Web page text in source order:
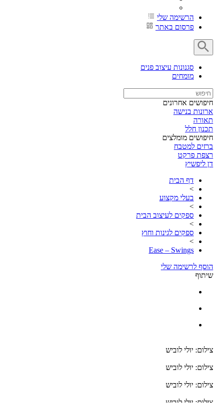
הרשימה שלי
פרסום באתר
סגנונות עיצוב פנים
מומחים
חיפושים אחרונים
ארונות בנישה
תאורה
תכנון חלל
חיפושים מומלצים
ברזים למטבח
רצפת פרקט
דן ליפשיץ
דף הבית
>
בעלי מקצוע
>
ספקים לעיצוב הבית
>
ספקים לגינות וחוץ
>
Ease – Swings
הוסף לרשימה שלי
שיתוף
צילום: יולי לוביש
צילום: יולי לוביש
צילום: יולי לוביש